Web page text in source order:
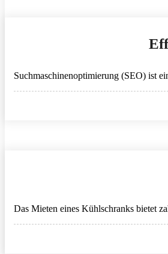
Suchmaschinenoptimierung (SEO) ist
Das Mieten eines Kühlschranks bietet